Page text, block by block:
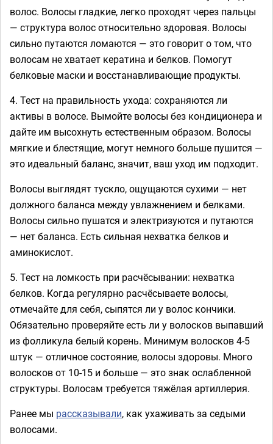
волос. Волосы гладкие, легко проходят через пальцы
— структура волос относительно здоровая. Волосы
сильно путаются ломаются — это говорит о том, что
волосам не хватает кератина и белков. Помогут
белковые маски и восстанавливающие продукты.
4. Тест на правильность ухода: сохраняются ли
активы в волосе. Вымойте волосы без кондиционера и
дайте им высохнуть естественным образом. Волосы
мягкие и блестящие, могут немного больше пушится —
это идеальный баланс, значит, ваш уход им подходит.
Волосы выглядят тускло, ощущаются сухими — нет
должного баланса между увлажнением и белками.
Волосы сильно пушатся и электризуются и путаются
— нет баланса. Есть сильная нехватка белков и
аминокислот.
5. Тест на ломкость при расчёсывании: нехватка
белков. Когда регулярно расчёсываете волосы,
отмечайте для себя, сыпятся ли у волос кончики.
Обязательно проверяйте есть ли у волосков выпавший
из фолликула белый корень. Минимум волосков 4-5
штук — отличное состояние, волосы здоровы. Много
волосков от 10-15 и больше — это знак ослабленной
структуры. Волосам требуется тяжёлая артиллерия.
Ранее мы рассказывали, как ухаживать за седыми
волосами.